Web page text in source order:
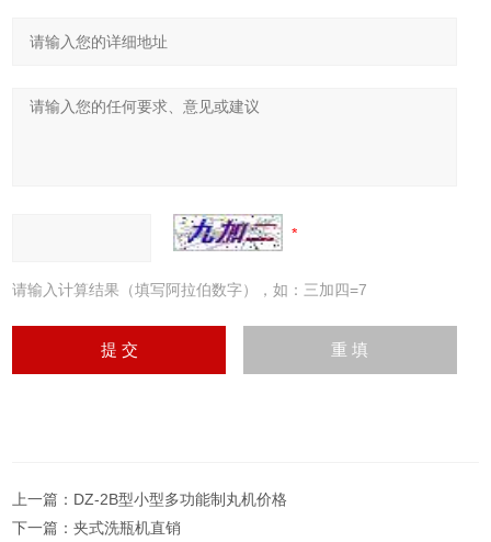
请输入计算结果（填写阿拉伯数字），如：三加四=7
上一篇： DZ-2B型小型多功能制丸机价格
下一篇：夹式洗瓶机直销